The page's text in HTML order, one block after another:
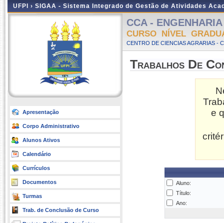
UFPI › SIGAA - Sistema Integrado de Gestão de Atividades
Apresentação
Corpo Administrativo
Alunos Ativos
Calendário
Currículos
Documentos
Turmas
Trab. de Conclusão de Curso
CCA -
CURSO NÍVEL
CENTRO DE CIENCIAS AGRARIAS -
Trabalhos De
e
Aluno:
Título:
Ano: